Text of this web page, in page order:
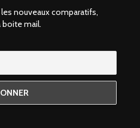
nouveaux comparatifs,
mail.